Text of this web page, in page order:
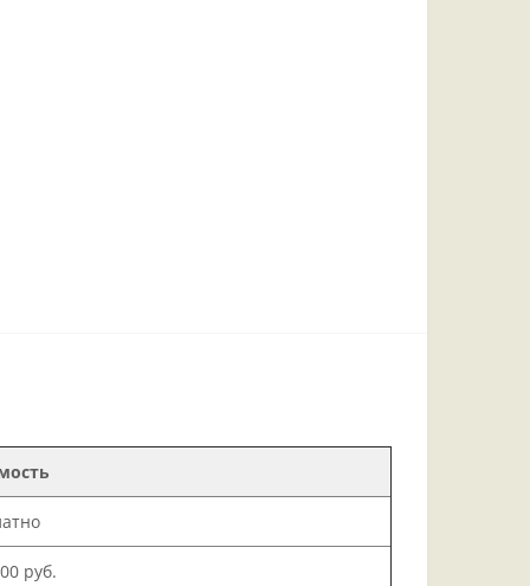
руб.